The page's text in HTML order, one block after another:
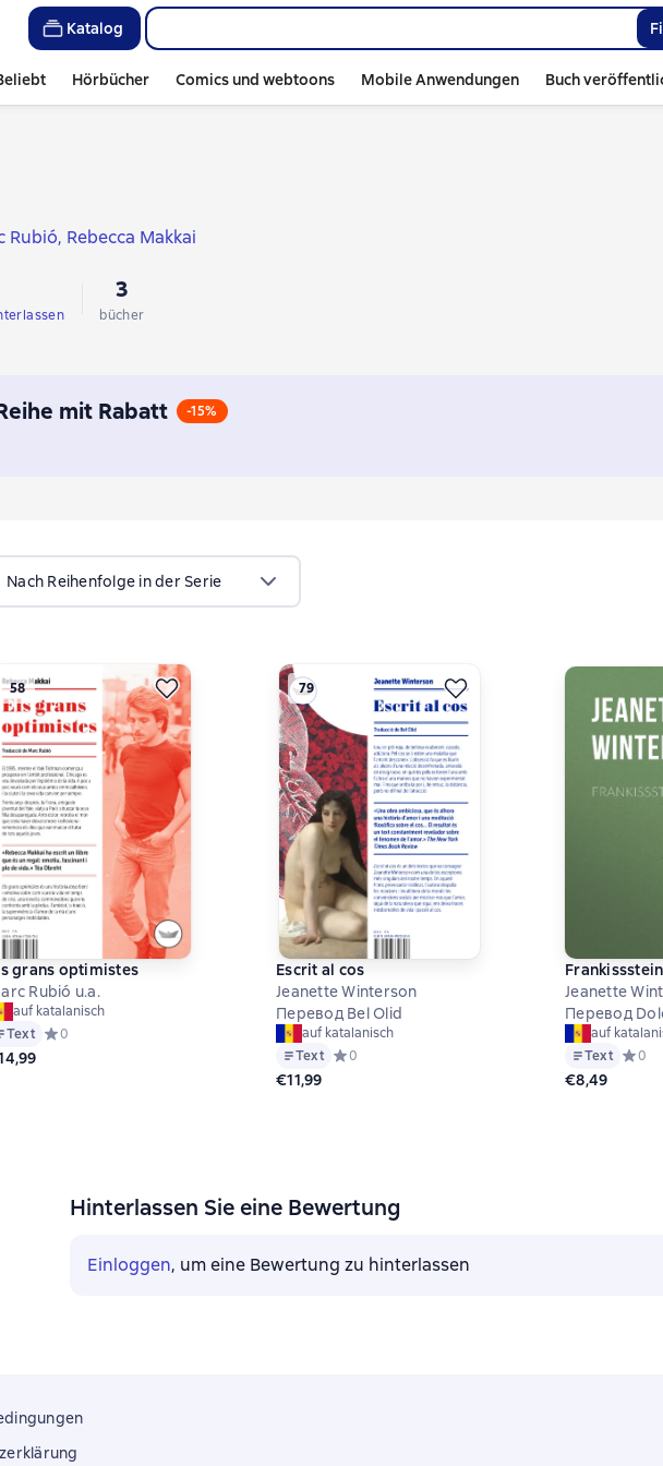
Katalog
Hörbücher Comics und webtoons Mobile Anwendungen Buch
Rubió Rebecca Makkai
3
bücher
mit Rabatt -15%
Nach Reihenfolge in der Serie
58
grans optimistes
Rubió u.a.
auf katalanisch
Text Средний рейтинг 0 на основе 0 оценок
0
79
Escrit al cos
Jeanette Winterson
Перевод Bel Olid
auf katalanisch
Text Средний рейтинг 0 на основе 0 оценок
0
€11,99
Frankissstein
Jeanette
Перевод
auf
Text
0
€8,49
Hinterlassen Sie eine Bewertung
Einloggen, um eine Bewertung zu hinterlassen